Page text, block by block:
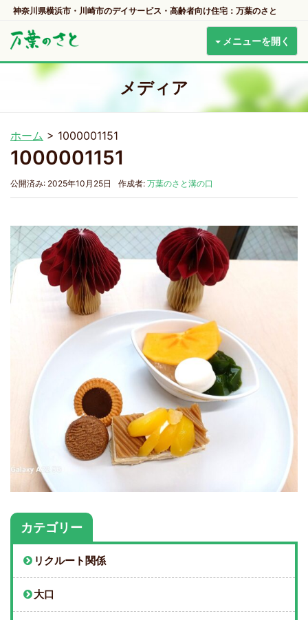
神奈川県横浜市・川崎市のデイサービス・高齢者向け住宅：万葉のさと
メニューを開く
メディア
ホーム > 1000001151
1000001151
公開済み: 2025年10月25日 作成者: 万葉のさと溝の口
カテゴリー
リクルート関係
大口